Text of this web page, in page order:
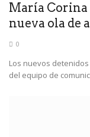
María Corina
nueva ola de
0
Los nuevos
del equipo de